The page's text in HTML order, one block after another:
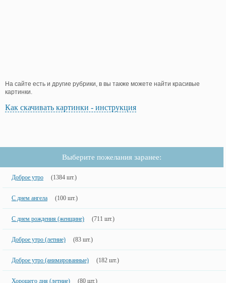
На сайте есть и другие рубрики, в вы также можете найти красивые
картинки.
Как скачивать картинки - инструкция
Выберите пожелания заранее:
Доброе утро (1384 шт.)
С днем ангела (100 шт.)
С днем рождения (женщине) (711 шт.)
Доброе утро (летние) (83 шт.)
Доброе утро (анимированные) (182 шт.)
Хорошего дня (летние) (80 шт.)